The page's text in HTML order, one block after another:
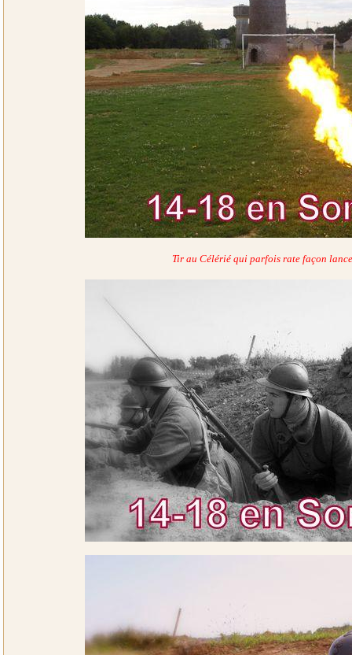
Tir au Célérié qui parfois rate façon